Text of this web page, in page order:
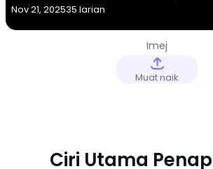
Nov 21, 202535 larian
Imej
Muat naik
Ciri Utama